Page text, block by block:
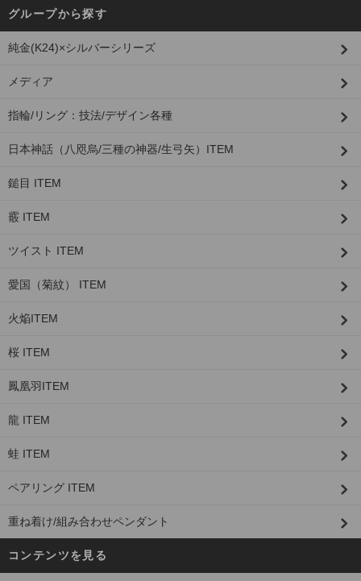
グループから探す
純金(K24)×シルバーシリーズ
メディア
指輪/リング：技法/デザイン各種
日本神話（八咫烏/三種の神器/生弓矢）ITEM
鎚目 ITEM
霰 ITEM
ツイスト ITEM
愛国（菊紋） ITEM
火焔ITEM
桜 ITEM
鳳凰羽ITEM
龍 ITEM
蛙 ITEM
ペアリング ITEM
重ね着け/組み合わせペンダント
コンテンツを見る